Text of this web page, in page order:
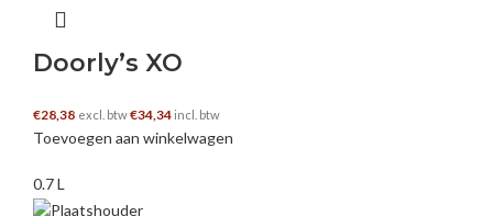
Doorly’s XO
€28,38 excl. btw€34,34 incl. btw
Toevoegen aan winkelwagen
0.7 L